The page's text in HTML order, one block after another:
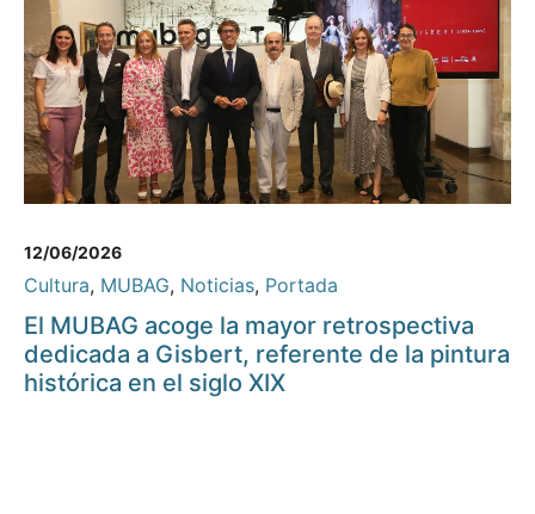
12/06/2026
Cultura, MUBAG, Noticias, Portada
El MUBAG acoge la mayor retrospectiva
dedicada a Gisbert, referente de la pintura
histórica en el siglo XIX